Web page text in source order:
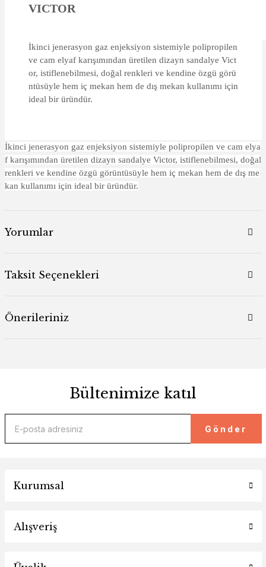
VICTOR
İkinci jenerasyon gaz enjeksiyon sistemiyle polipropilen
ve cam elyaf karışımından üretilen dizayn sandalye Vict
or, istiflenebilmesi, doğal renkleri ve kendine özgü görü
ntüsüyle hem iç mekan hem de dış mekan kullanımı için
ideal bir üründür.
İkinci jenerasyon gaz enjeksiyon sistemiyle polipropilen ve cam elya
f karışımından üretilen dizayn sandalye Victor, istiflenebilmesi, doğal
renkleri ve kendine özgü görüntüsüyle hem iç mekan hem de dış me
kan kullanımı için ideal bir üründür.
Yorumlar
Taksit Seçenekleri
Önerileriniz
Bültenimize katıl
Gönder
Kurumsal
Alışveriş